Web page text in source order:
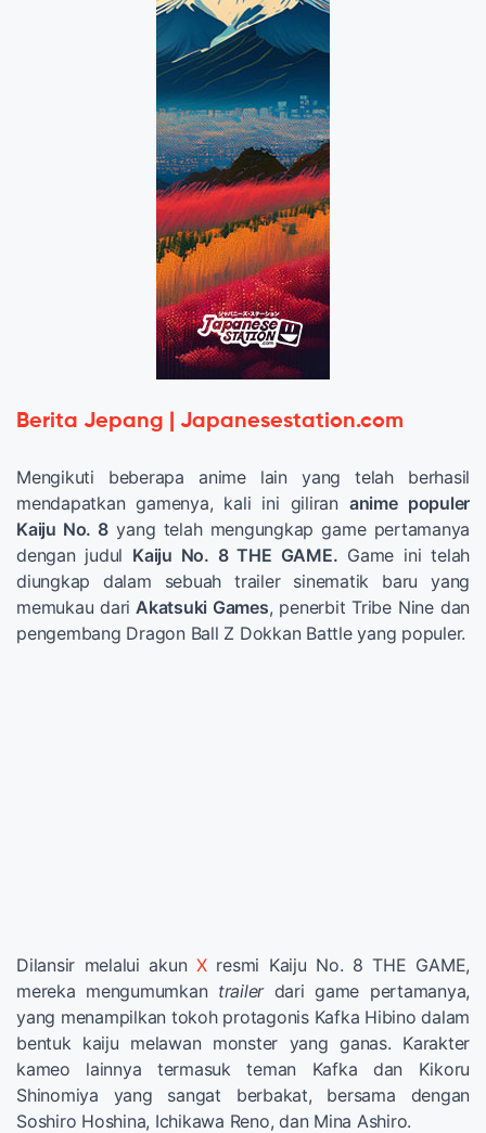
Berita Jepang | Japanesestation.com
Mengikuti beberapa anime lain yang telah berhasil
mendapatkan gamenya, kali ini giliran anime populer
Kaiju No. 8 yang telah mengungkap game pertamanya
dengan judul Kaiju No. 8 THE GAME. Game ini telah
diungkap dalam sebuah trailer sinematik baru yang
memukau dari Akatsuki Games, penerbit Tribe Nine dan
pengembang Dragon Ball Z Dokkan Battle yang populer.
Dilansir melalui akunXresmi Kaiju No. 8 THE GAME,
mereka mengumumkan trailerdari game pertamanya,
yang menampilkan tokoh protagonis Kafka Hibino dalam
bentuk kaiju melawan monster yang ganas. Karakter
kameo lainnya termasuk teman Kafka dan Kikoru
Shinomiya yang sangat berbakat, bersama dengan
Soshiro Hoshina, Ichikawa Reno, dan Mina Ashiro.